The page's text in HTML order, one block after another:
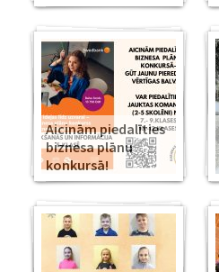
Aicinām piedalīties
biznesa plānu
konkursā!